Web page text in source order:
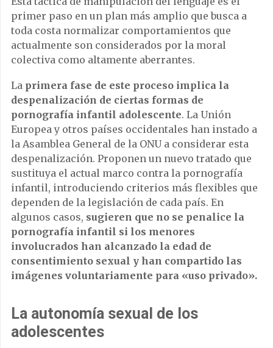
primer paso en un plan más amplio que busca a
toda costa normalizar comportamientos que
actualmente son considerados por la moral
colectiva como altamente aberrantes.
La primera fase de este proceso implica la
despenalización de ciertas formas de
pornografía infantil adolescente. La Unión
Europea y otros países occidentales han instado a
la Asamblea General de la ONU a considerar esta
despenalización. Proponen un nuevo tratado que
sustituya el actual marco contra la pornografía
infantil, introduciendo criterios más flexibles que
dependen de la legislación de cada país. En
algunos casos, sugieren que no se penalice la
pornografía infantil si los menores
involucrados han alcanzado la edad de
consentimiento sexual y han compartido las
imágenes voluntariamente para «uso privado».
La autonomía sexual de los
adolescentes